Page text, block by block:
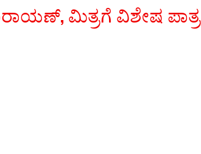
ಮಿತ್ರಗೆ ವಿಶೇಷ